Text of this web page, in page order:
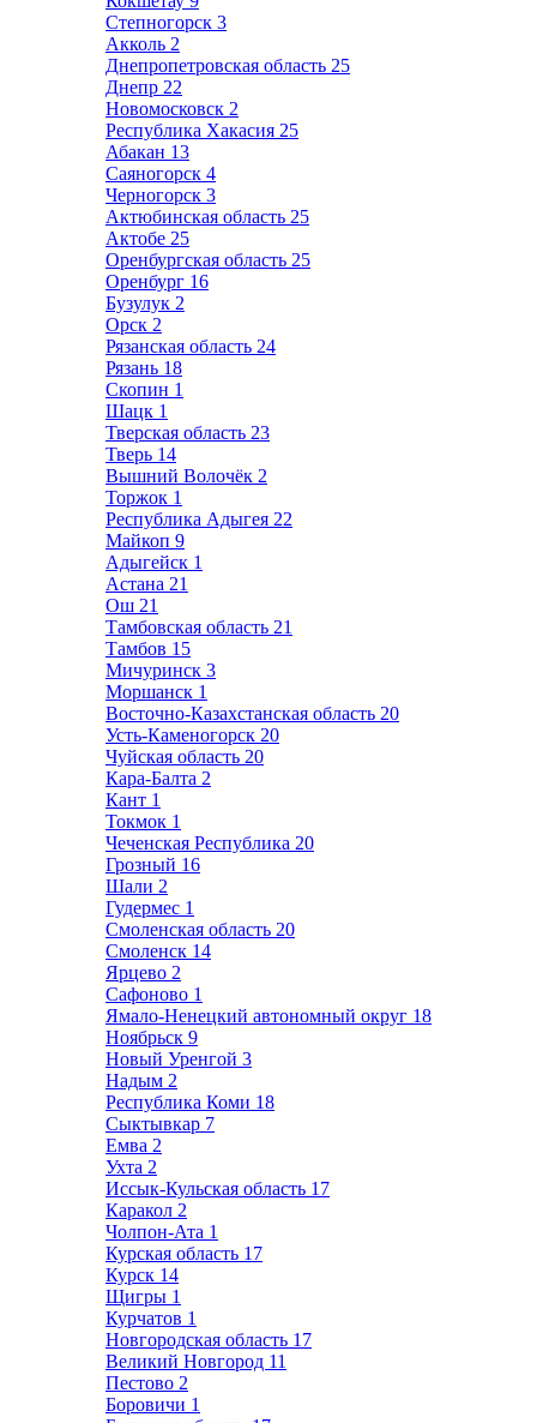
Степногорск 3
Акколь 2
Днепропетровская область 25
Днепр 22
Новомосковск 2
Республика Хакасия 25
Абакан 13
Саяногорск 4
Черногорск 3
Актюбинская область 25
Актобе 25
Оренбургская область 25
Оренбург 16
Бузулук 2
Орск 2
Рязанская область 24
Рязань 18
Скопин 1
Шацк 1
Тверская область 23
Тверь 14
Вышний Волочёк 2
Торжок 1
Республика Адыгея 22
Майкоп 9
Адыгейск 1
Астана 21
Ош 21
Тамбовская область 21
Тамбов 15
Мичуринск 3
Моршанск 1
Восточно-Казахстанская область 20
Усть-Каменогорск 20
Чуйская область 20
Кара-Балта 2
Кант 1
Токмок 1
Чеченская Республика 20
Грозный 16
Шали 2
Гудермес 1
Смоленская область 20
Смоленск 14
Ярцево 2
Сафоново 1
Ямало-Ненецкий автономный округ 18
Ноябрьск 9
Новый Уренгой 3
Надым 2
Республика Коми 18
Сыктывкар 7
Емва 2
Ухта 2
Иссык-Кульская область 17
Каракол 2
Чолпон-Ата 1
Курская область 17
Курск 14
Щигры 1
Курчатов 1
Новгородская область 17
Великий Новгород 11
Пестово 2
Боровичи 1